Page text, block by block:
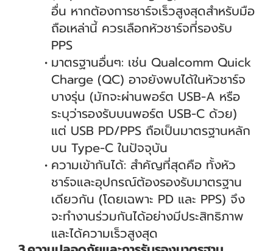
อื่น หากต้องการชาร์จเร็วสูงสุดสำหรับมือ
ถือเหล่านี้ ควรเลือกหัวชาร์จที่รองรับ
PPS
มาตรฐานอื่นๆ: เช่น Qualcomm Quick
Charge (QC) อาจยังพบได้ในหัวชาร์จ
บางรุ่น (มักจะผ่านพอร์ต USB-A หรือ
ระบุว่ารองรับบนพอร์ต USB-C ด้วย)
แต่ USB PD/PPS ถือเป็นมาตรฐานหลัก
บน Type-C ในปัจจุบัน
ความเข้ากันได้: สำคัญที่สุดคือ ทั้งหัว
ชาร์จและอุปกรณ์ต้องรองรับมาตรฐาน
เดียวกัน (โดยเฉพาะ PD และ PPS) จึง
จะทำงานร่วมกันได้อย่างมีประสิทธิภาพ
และได้ความเร็วสูงสุด